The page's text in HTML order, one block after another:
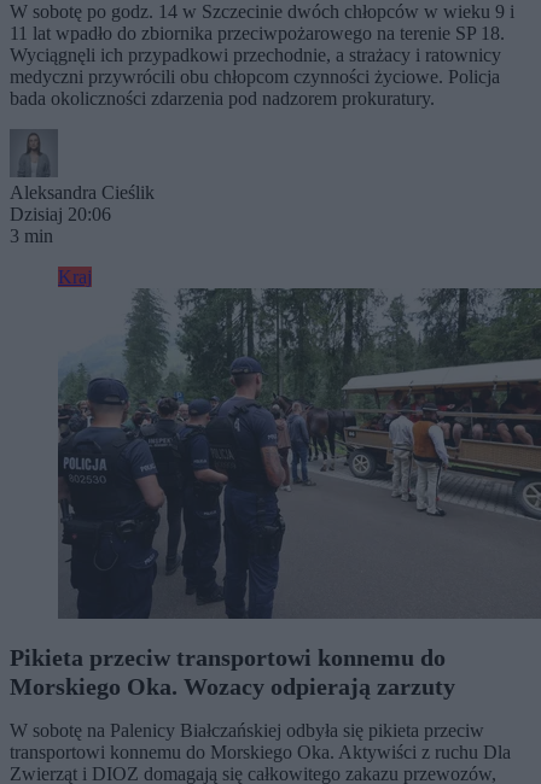
W sobotę po godz. 14 w Szczecinie dwóch chłopców w wieku 9 i
11 lat wpadło do zbiornika przeciwpożarowego na terenie SP 18.
Wyciągnęli ich przypadkowi przechodnie, a strażacy i ratownicy
medyczni przywrócili obu chłopcom czynności życiowe. Policja
bada okoliczności zdarzenia pod nadzorem prokuratury.
Aleksandra Cieślik
Dzisiaj 20:06
3 min
Kraj
Pikieta przeciw transportowi konnemu do
Morskiego Oka. Wozacy odpierają zarzuty
W sobotę na Palenicy Białczańskiej odbyła się pikieta przeciw
transportowi konnemu do Morskiego Oka. Aktywiści z ruchu Dla
Zwierząt i DIOZ domagają się całkowitego zakazu przewozów,